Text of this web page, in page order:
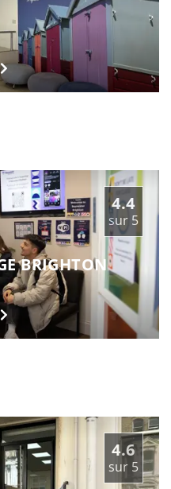
BRIGHTON
4.4
sur 5
4.6
sur 5